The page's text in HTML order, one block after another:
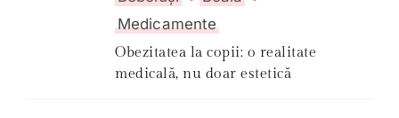
Medicamente
Obezitatea la copii: o realitate
medicală, nu doar estetică